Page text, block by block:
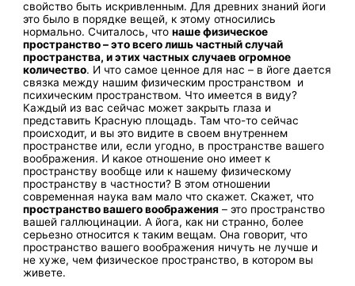
свойство быть искривленным. Для древних знаний йоги
это было в порядке вещей, к этому относились
нормально. Считалось, чтонаше физическое
пространство – это всего лишь частный случай
пространства, и этих частных случаев огромное
количество. И что самое ценное для нас – в йоге дается
связка между нашим физическим пространством и
психическим пространством. Что имеется в виду?
Каждый из вас сейчас может закрыть глаза и
представить Красную площадь. Там что-то сейчас
происходит, и вы это видите в своем внутреннем
пространстве или, если угодно, в пространстве вашего
воображения. И какое отношение оно имеет к
пространству вообще или к нашему физическому
пространству в частности? В этом отношении
современная наука вам мало что скажет. Скажет, что
пространство вашего воображения – это пространство
вашей галлюцинации. А йога, как ни странно, более
серьезно относится к таким вещам. Она говорит, что
пространство вашего воображения ничуть не лучше и
не хуже, чем физическое пространство, в котором вы
живете.